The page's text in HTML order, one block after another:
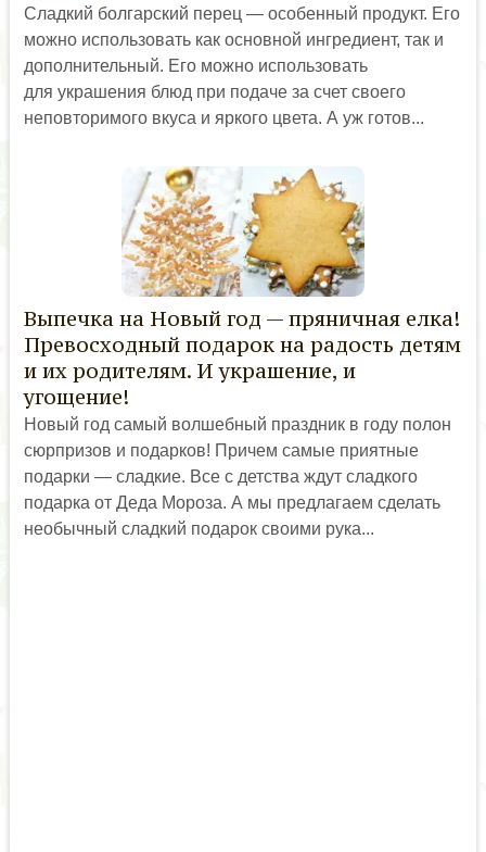
Сладкий болгарский перец — особенный продукт. Его
можно использовать как основной ингредиент, так и
дополнительный. Его можно использовать
для украшения блюд при подаче за счет своего
неповторимого вкуса и яркого цвета. А уж готов...
Выпечка на Новый год — пряничная елка!
Превосходный подарок на радость детям
и их родителям. И украшение, и
угощение!
Новый год самый волшебный праздник в году полон
сюрпризов и подарков! Причем самые приятные
подарки — сладкие. Все с детства ждут сладкого
подарка от Деда Мороза. А мы предлагаем сделать
необычный сладкий подарок своими рука...